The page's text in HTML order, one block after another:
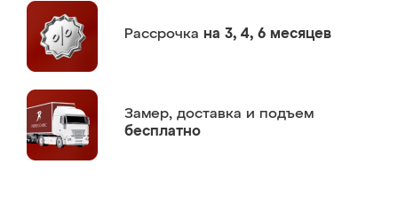
Рассрочка на 3, 4, 6 месяцев
Замер, доставка и подъем
бесплатно